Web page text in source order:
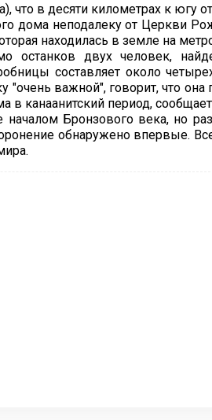
что в десяти километрах к югу
дома неподалеку от Церкви
находилась в земле на
останков двух человек,
составляет около
"очень важной", говорит, что
в канаанитский период,
началом Бронзового века, но
обнаружено впервые.